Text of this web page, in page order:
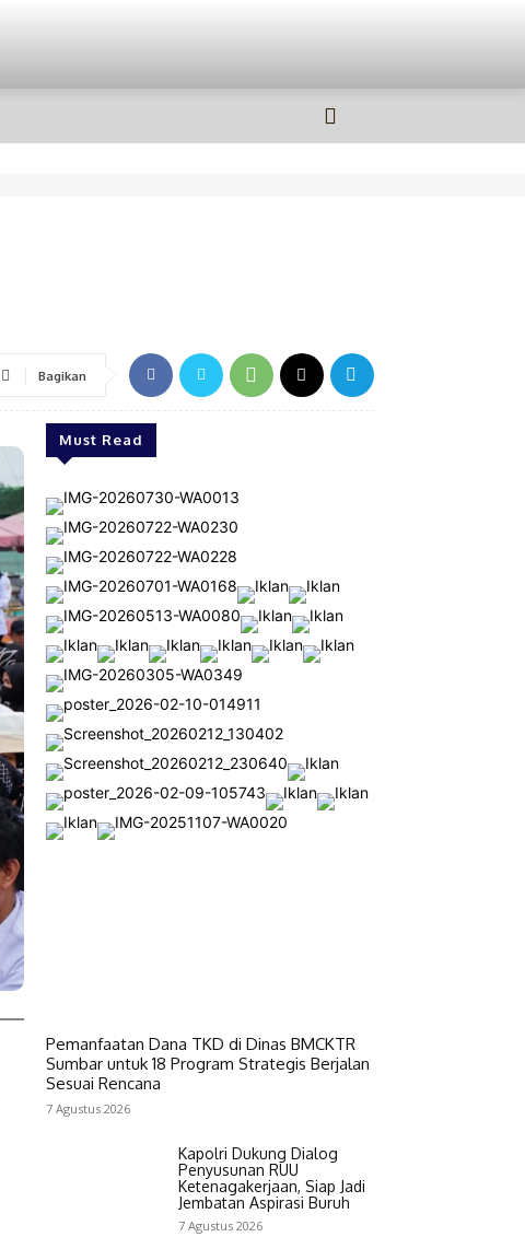
Bagikan
Must Read
Pemanfaatan Dana TKD di Dinas BMCKTR
Sumbar untuk 18 Program Strategis Berjalan
Sesuai Rencana
7 Agustus 2026
Kapolri Dukung Dialog
Penyusunan RUU
Ketenagakerjaan, Siap Jadi
Jembatan Aspirasi Buruh
7 Agustus 2026